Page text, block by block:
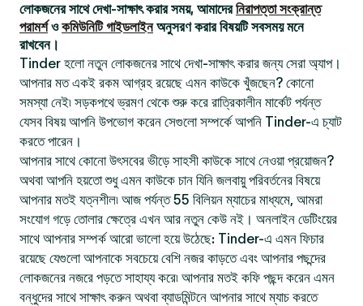
লোকজনের সাথে দেখা-সাক্ষাৎ করার সময়, আমাদেরনিরাপত্তা সংক্রান্ত
পরামর্শওকমিউনিটি গাইডলাইনঅনুসরণ করার বিষয়টি সবসময় মনে
রাখবেন।
Tinder হলো নতুন লোকজনের সাথে দেখা-সাক্ষাৎ করার জন্য সেরা অ্যাপ।
আপনার মত একই রকম আগ্রহ রয়েছে এমন কাউকে খুঁজছেন? কোনো
সমস্যা নেই৷ সড়কপথে ভ্রমণ থেকে শুরু করে রাত্রিকালীন মার্কেট পর্যন্ত
যেসব বিষয় আপনি উপভোগ করেন সেগুলো সম্পর্কে আপনি Tinder-এ চ্যাট
করতে পারেন।
আপনার সাথে কোনো উৎসবের ভীড়ে সাহসী কাউকে সাথে নেওয়া প্রয়োজন?
অথবা আপনি হয়তো শুধু এমন কাউকে চান যিনি জলবায়ু পরিবর্তনের বিষয়ে
আপনার মতই যত্নশীল৷ আজ পর্যন্ত 55 বিলিয়ন ম্যাচের মাধ্যমে, আমরা
সংযোগ গড়ে তোলার ক্ষেত্রে এখন আর নতুন কেউ নই। অনলাইন ডেটিংয়ের
সাথে আপনার সম্পর্ক আরো ভালো হয়ে উঠেছে: Tinder-এ এমন ফিচার
রয়েছে যেগুলো আপনাকে সবচেয়ে বেশি নজর কাড়তে এবং আপনার পছন্দের
লোকজনের নজরে পড়তে সাহায্য করে৷ আপনার মতই কফি পছন্দ করেন এমন
বন্ধুদের সাথে সাক্ষাৎ করুন অথবা ব্যাডমিন্টনে আপনার সাথে ম্যাচ করতে